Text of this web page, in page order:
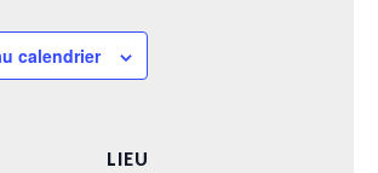
calendrier
LIEU